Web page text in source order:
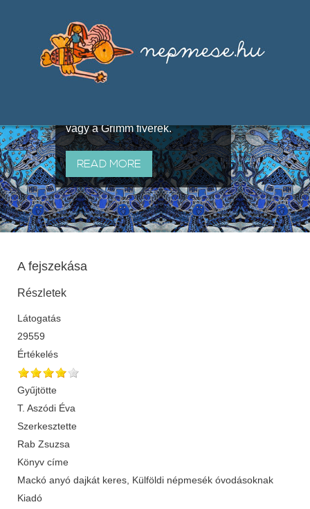
útján terjedő elbeszélésekből,
melyeket olyan ismert gyűjtők
állítottak össze, mint Benedek
vagy a Grimm fivérek.
READ MORE
A fejszekása
Részletek
Látogatás
29559
Értékelés
Gyűjtötte
T. Aszódi Éva
Szerkesztette
Rab Zsuzsa
Könyv címe
Mackó anyó dajkát keres, Külföldi népmesék óvodásoknak
Kiadó